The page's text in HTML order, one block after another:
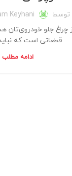
توسط
Keyhani
چراغ جلو
قطعاتی است که
ادامه مطلب